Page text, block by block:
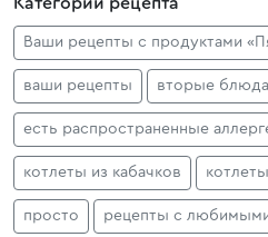
Ваши рецепты с продуктами
ваши рецепты вторые блюда
есть распространенные
котлеты из кабачков
просто рецепты с